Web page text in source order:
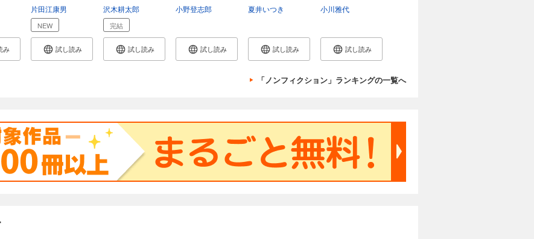
み
片田江康男
NEW
試し読み
沢木耕太郎
完結
試し読み
小野登志郎
試し読み
夏井いつき
試し読み
小川雅代
試し読み
「ノンフィクション」ランキングの一覧へ